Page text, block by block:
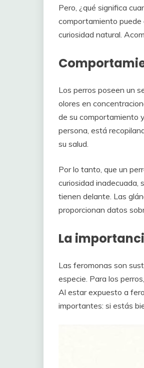
Pero, ¿qué significa
comportamiento puede
curiosidad natural.
Los perros poseen un
olores en
de su comportamiento
persona, está
su salud.
Por lo tanto, que un
curiosidad inadecuada,
tienen delante. Las
proporcionan datos
La
Las feromonas son
especie. Para los
Al estar expuesto a
importantes: si estás